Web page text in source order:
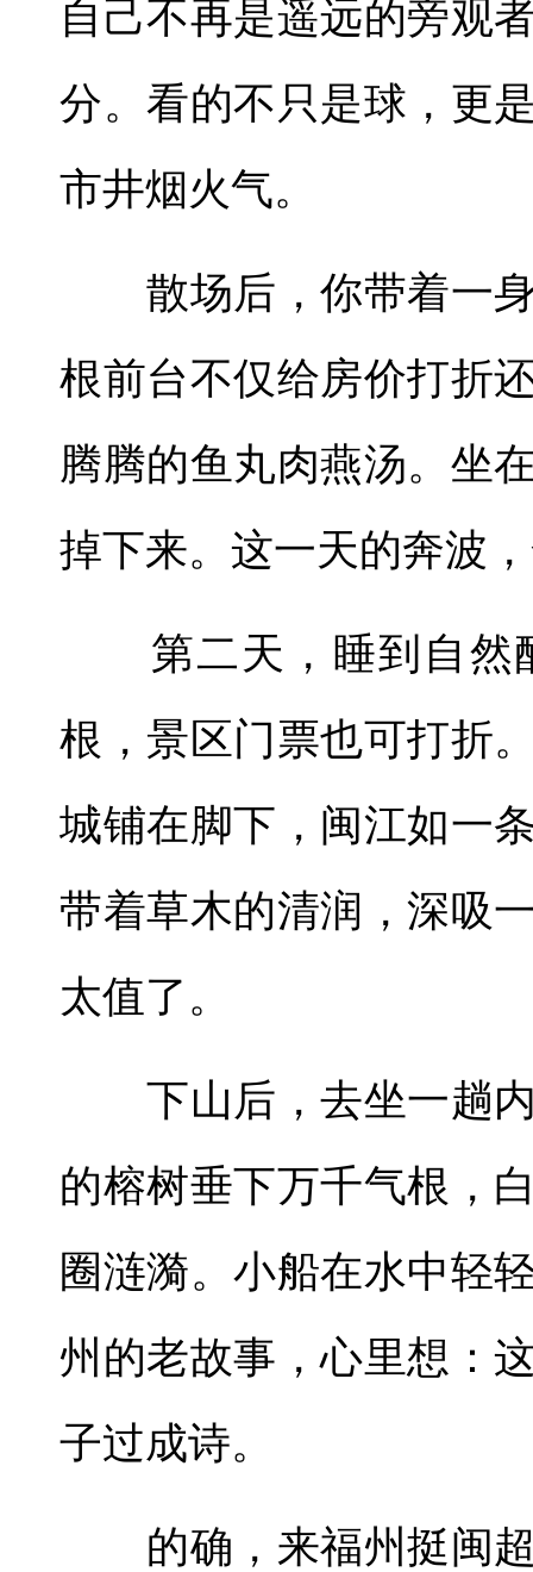
自己不再是遥远的旁观
分。看的不只是球，更
市井烟火气。
散场后，你带着一身
根前台不仅给房价打折
腾腾的鱼丸肉燕汤。坐
掉下来。这一天的奔波
第二天，睡到自然
根，景区门票也可打折
城铺在脚下，闽江如一
带着草木的清润，深吸
太值了。
下山后，去坐一趟内
的榕树垂下万千气根，
圈涟漪。小船在水中轻
州的老故事，心里想：
子过成诗。
的确，来福州挺闽超